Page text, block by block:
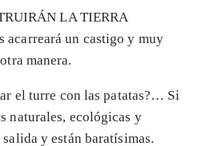
LA TIERRA
acarreará un castigo y muy
manera.
el turre con las patatas?… Si
naturales, ecológicas y
y están baratísimas.